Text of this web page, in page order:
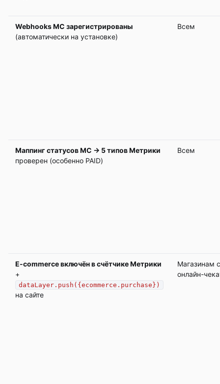
Webhooks МС зарегистрированы
(автоматически на установке)
Всем
Маппинг статусов МС → 5 типов Метрики
проверен (особенно PAID)
Всем
E-commerce включён в счётчике Метрики
+
dataLayer.push({ecommerce.purchase})
на сайте
Магазинам с
онлайн-